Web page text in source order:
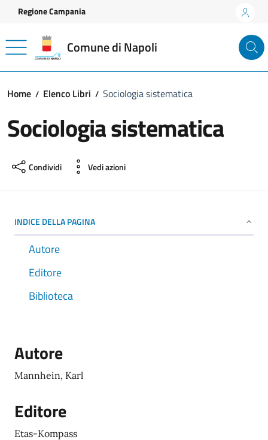
Vai ai contenuti
Vai al footer
Regione Campania
Comune di Napoli
Home Elenco Libri Sociologia sistematica
Sociologia sistematica
Condividi Vedi azioni
INDICE DELLA PAGINA
Autore
Editore
Biblioteca
Autore
Mannhein, Karl
Editore
Etas-Kompass